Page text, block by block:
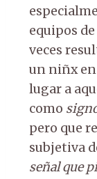
equipos
veces
un niñx en
lugar a
como
pero que
subjetiva
señal que